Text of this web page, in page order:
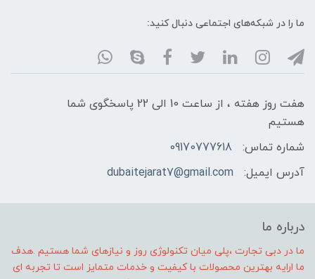
ما را در شبکه‌های اجتماعی دنبال کنید:
هفت روز هفته ، از ساعت 10 الی 22 پاسخگوی شما
هستیم
شماره تماس:
09170777618
آدرس ایمیل:
dubaitejarat7@gmail.com
درباره ما
ما در دبی تجارت ،پلی میان تکنولوژی روز و نیازهای شما هستیم .هدف
ما ارایه بهترین محصولات با کیفیت و خدمات متمایز است تا تجربه ای